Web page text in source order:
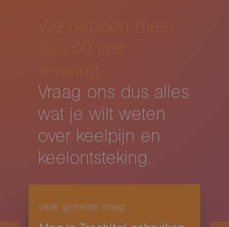
Vraag ons dus alles
wat je wilt weten
over keelpijn en
keelontsteking.
vaak gestelde vraag